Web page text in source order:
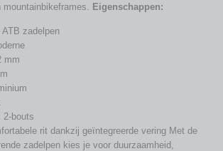
mountainbikeframes. Eigenschappen:
zadelpen
mm
2-bouts
rit dankzij geïntegreerde vering Met de
zadelpen kies je voor duurzaamheid,